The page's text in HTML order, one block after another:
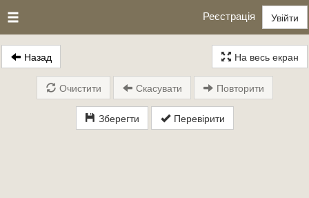
Реєстрація Увійти
Назад На весь екран
Зберегти Перевірити
Очистити Скасувати Повторити